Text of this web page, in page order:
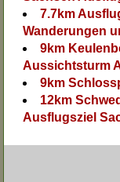
7.7km
Wanderungen
9km
Aussichtsturm
9km
12km
Ausflugsziel